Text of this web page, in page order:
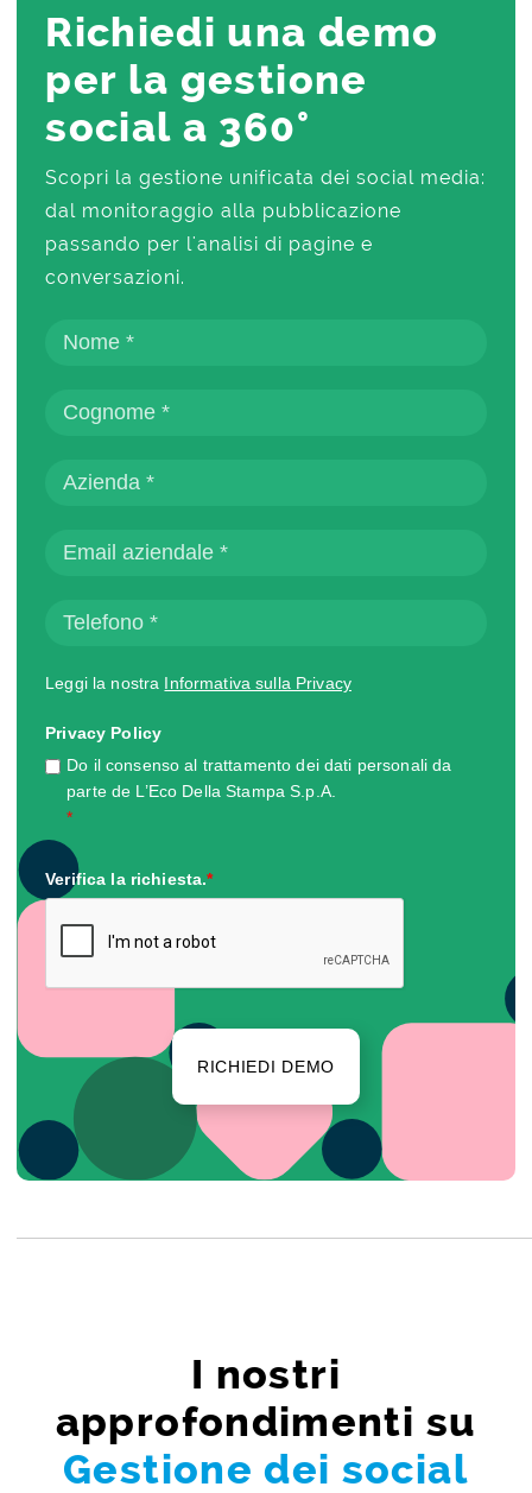
Richiedi una demo
per la gestione
social a 360°
Scopri la gestione unificata dei social media:
dal monitoraggio alla pubblicazione
passando per l'analisi di pagine e
conversazioni.
Leggi la nostra Informativa sulla Privacy
Privacy Policy
Do il consenso al trattamento dei dati personali da
parte de L’Eco Della Stampa S.p.A.
*
Verifica la richiesta.*
RICHIEDI DEMO
I nostri
approfondimenti su
Gestione dei social